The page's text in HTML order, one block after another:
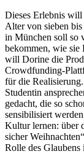
Dieses Erlebnis
Alter von sieben
in München soll so
bekommen, wie sie
will Dorine die
Crowdfunding-
für die
Studentin
gedacht, die so
sensibilisiert
Kultur lernen: über
sicher
Rolle des